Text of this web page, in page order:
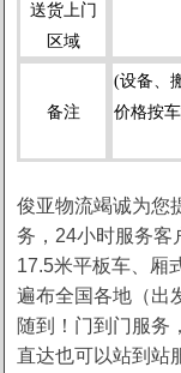
送货上门
区域
备注
(设备、
价格按
俊亚物流竭诚为您
务，24小时服务
17.5米平板车、厢
遍布全国各地（出
随到！门到门服务
直达也可以站到站